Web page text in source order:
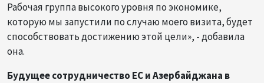
Рабочая группа высокого уровня по экономике,
которую мы запустили по случаю моего визита, будет
способствовать достижению этой цели», - добавила
она.
Будущее сотрудничество ЕС и Азербайджана в